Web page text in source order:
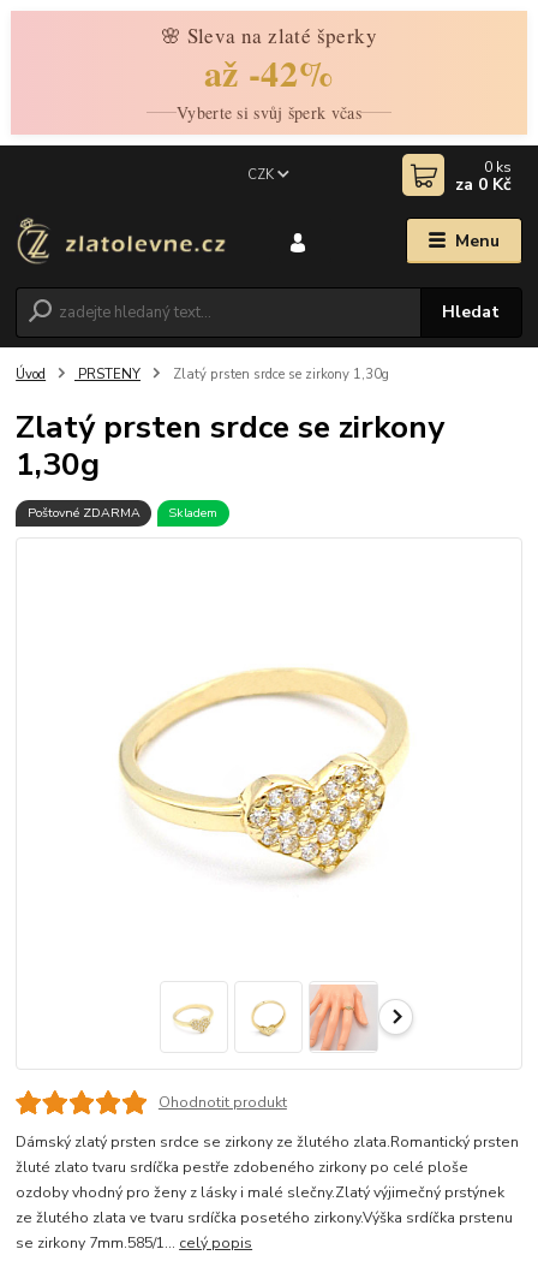
🌸 Sleva na zlaté šperky
až -42%
Vyberte si svůj šperk včas
Menu
CZK
Hledat
0 ks
za 0 Kč
Úvod PRSTENY Zlatý prsten srdce se zirkony 1,30g
Zlatý prsten srdce se zirkony
1,30g
Poštovné ZDARMA Skladem
Ohodnotit produkt
Dámský zlatý prsten srdce se zirkony ze žlutého zlata.Romantický prsten
žluté zlato tvaru srdíčka pestře zdobeného zirkony po celé ploše
ozdoby vhodný pro ženy z lásky i malé slečny.Zlatý výjimečný prstýnek
ze žlutého zlata ve tvaru srdíčka posetého zirkony.Výška srdíčka prstenu
se zirkony 7mm.585/1... celý popis